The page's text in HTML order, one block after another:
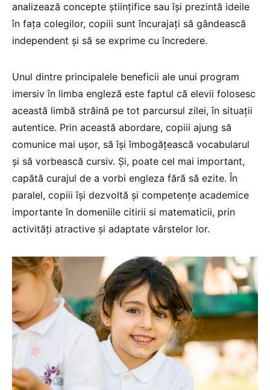
analizează concepte științifice sau își prezintă ideile
în fața colegilor, copiii sunt încurajați să gândească
independent și să se exprime cu încredere.
Unul dintre principalele beneficii ale unui program
imersiv în limba engleză este faptul că elevii folosesc
această limbă străină pe tot parcursul zilei, în situații
autentice. Prin această abordare, copiii ajung să
comunice mai ușor, să își îmbogățească vocabularul
și să vorbească cursiv. Și, poate cel mai important,
capătă curajul de a vorbi engleza fără să ezite. În
paralel, copiii își dezvoltă și competențe academice
importante în domeniile citirii si matematicii, prin
activități atractive și adaptate vârstelor lor.